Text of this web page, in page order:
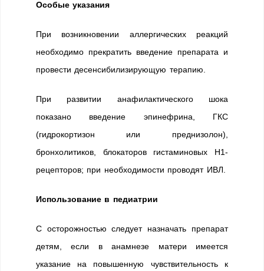
Особые указания
При возникновении аллергических реакций
необходимо прекратить введение препарата и
провести десенсибилизирующую терапию.
При развитии анафилактического шока
показано введение эпинефрина, ГКС
(гидрокортизон или преднизолон),
бронхолитиков, блокаторов гистаминовых H1-
рецепторов; при необходимости проводят ИВЛ.
Использование в педиатрии
С осторожностью следует назначать препарат
детям, если в анамнезе матери имеется
указание на повышенную чувствительность к